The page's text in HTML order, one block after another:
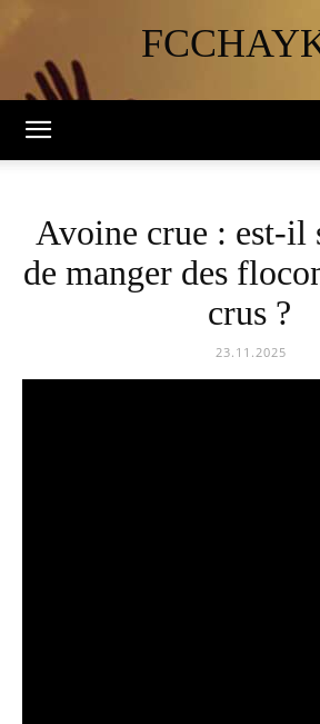
Avoine crue : est-il
de manger des
crus ?
23.11.2025